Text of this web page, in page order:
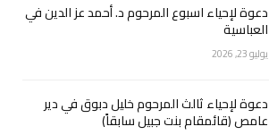
دعوة لإحياء اسبوع المرحوم د. أحمد عز الدين في
العباسية
يوليو 23, 2026
دعوة لإحياء ثالث المرحوم خليل دبوق في دير
عامص (قائمقام بنت جبيل سابقاً)